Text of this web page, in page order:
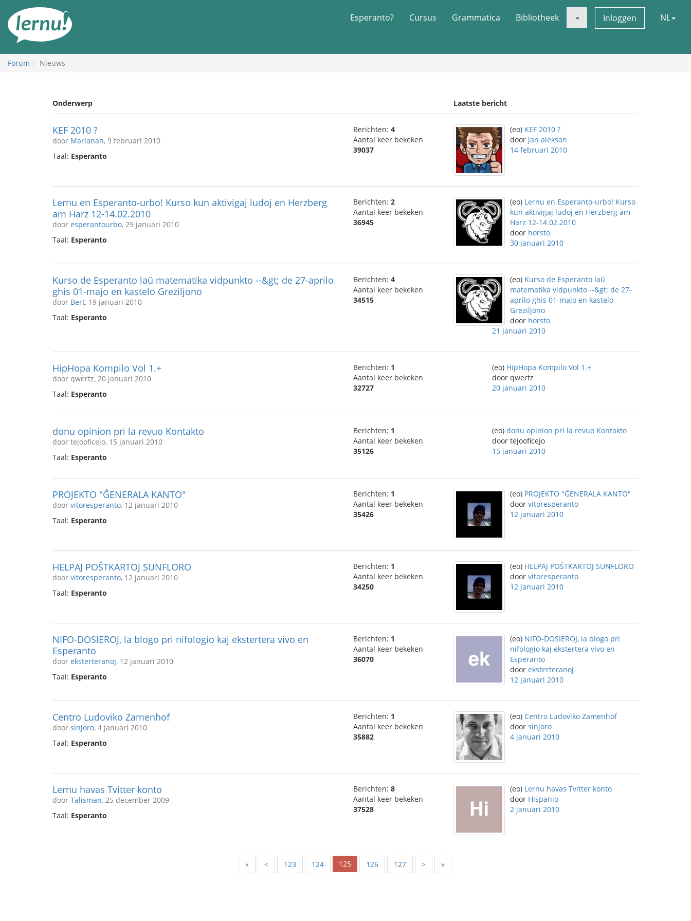
inhoud
Esperanto? Cursus Grammatica Bibliotheek Inloggen NL
Forum Nieuws
Onderwerp Laatste bericht
KEF 2010 ?
door Marlanah, 9 februari 2010
Taal: Esperanto
Berichten: 4
Aantal keer bekeken
39037
(eo) KEF 2010 ?
door jan aleksan
14 februari 2010
Lernu en Esperanto-urbo! Kurso kun aktivigaj ludoj en Herzberg
am Harz 12-14.02.2010
door esperantourbo, 29 januari 2010
Taal: Esperanto
Berichten: 2
Aantal keer bekeken
36945
(eo) Lernu en Esperanto-urbo! Kurso
kun aktivigaj ludoj en Herzberg am
Harz 12-14.02.2010
door horsto
30 januari 2010
Kurso de Esperanto laŭ matematika vidpunkto --&gt; de 27-aprilo
ghis 01-majo en kastelo Greziljono
door Bert, 19 januari 2010
Taal: Esperanto
Berichten: 4
Aantal keer bekeken
34515
(eo) Kurso de Esperanto laŭ
matematika vidpunkto --&gt; de 27-
aprilo ghis 01-majo en kastelo
Greziljono
door horsto
21 januari 2010
HipHopa Kompilo Vol 1.+
door qwertz, 20 januari 2010
Taal: Esperanto
Berichten: 1
Aantal keer bekeken
32727
(eo) HipHopa Kompilo Vol 1.+
door qwertz
20 januari 2010
donu opinion pri la revuo Kontakto
door tejooficejo, 15 januari 2010
Taal: Esperanto
Berichten: 1
Aantal keer bekeken
35126
(eo) donu opinion pri la revuo Kontakto
door tejooficejo
15 januari 2010
PROJEKTO "ĜENERALA KANTO"
door vitoresperanto, 12 januari 2010
Taal: Esperanto
Berichten: 1
Aantal keer bekeken
35426
(eo) PROJEKTO "ĜENERALA KANTO"
door vitoresperanto
12 januari 2010
HELPAJ POŜTKARTOJ SUNFLORO
door vitoresperanto, 12 januari 2010
Taal: Esperanto
Berichten: 1
Aantal keer bekeken
34250
(eo) HELPAJ POŜTKARTOJ SUNFLORO
door vitoresperanto
12 januari 2010
NIFO-DOSIEROJ, la blogo pri nifologio kaj ekstertera vivo en
Esperanto
door eksterteranoj, 12 januari 2010
Taal: Esperanto
Berichten: 1
Aantal keer bekeken
36070
(eo) NIFO-DOSIEROJ, la blogo pri
nifologio kaj ekstertera vivo en
Esperanto
door eksterteranoj
12 januari 2010
Centro Ludoviko Zamenhof
door sinjoro, 4 januari 2010
Taal: Esperanto
Berichten: 1
Aantal keer bekeken
35882
(eo) Centro Ludoviko Zamenhof
door sinjoro
4 januari 2010
Lernu havas Tvitter konto
door Talisman, 25 december 2009
Taal: Esperanto
Berichten: 8
Aantal keer bekeken
37528
(eo) Lernu havas Tvitter konto
door Hispanio
2 januari 2010
« < 123 124 125 126 127 > »